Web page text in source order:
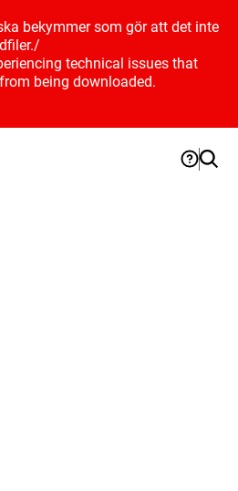
bekymmer som gör att det inte
/
technical issues that
being downloaded.